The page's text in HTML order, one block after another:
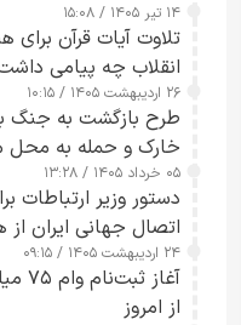
۱۴ تیر ۱۴۰۵ / ۱۵:۰۸
تلاوت آیات قرآن
انقلاب چه پیامی
۲۶ اردیبهشت ۱۴۰۵ / ۱۰:۱۵
طرح‌ بازگشت به جنگ
خارک و حمله به
۰۵ خرداد ۱۴۰۵ / ۱۳:۲۸
دستور وزیر ارتباطات
اتصال جهانی ایران
کامل مردم تا ۲۴ ساعت آینده
۲۴ اردیبهشت ۱۴۰۵ / ۰۹:۱۵
از امروز